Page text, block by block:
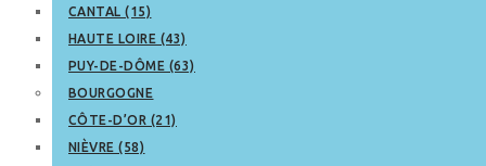
CANTAL (15)
HAUTE LOIRE (43)
PUY-DE-DÔME (63)
BOURGOGNE
CÔTE-D’OR (21)
NIÈVRE (58)